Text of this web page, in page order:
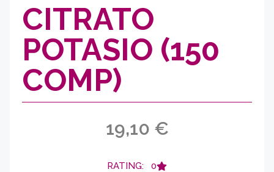
CITRATO
POTASIO (150
COMP)
19,10 €
RATING: 0